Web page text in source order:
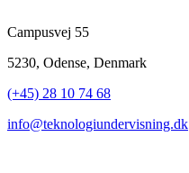
Campusvej 55
5230, Odense, Denmark
(+45) 28 10 74 68
info@teknologiundervisning.dk